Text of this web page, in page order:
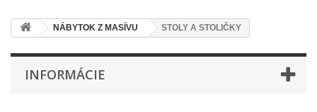
NÁBYTOK Z MASÍVU STOLY A STOLIČKY
INFORMÁCIE